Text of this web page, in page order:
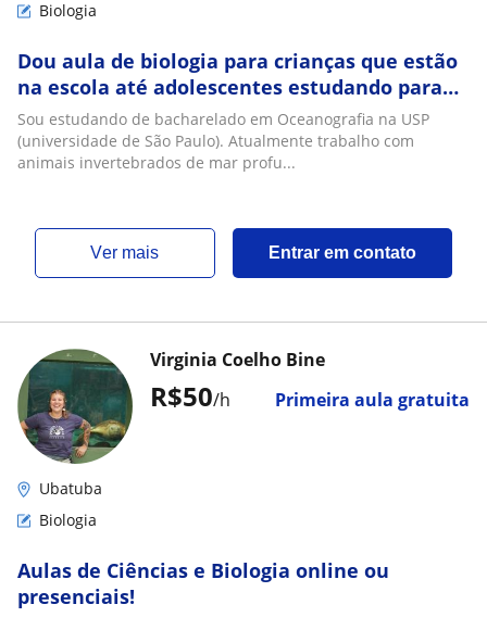
Biologia
Dou aula de biologia para crianças que estão
na escola até adolescentes estudando para
vestibular!
Sou estudando de bacharelado em Oceanografia na USP
(universidade de São Paulo). Atualmente trabalho com
animais invertebrados de mar profu...
ver mais Entrar em contato
R$50/h Primeira aula gratuita
Virginia Coelho Bine
Ubatuba
Biologia
Aulas de Ciências e Biologia online ou
presenciais!